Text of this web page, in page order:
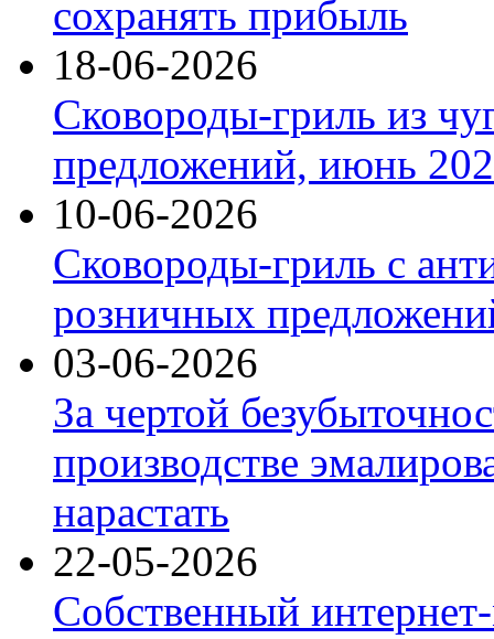
сохранять прибыль
18-06-2026
Сковороды-гриль из
предложений, июнь
10-06-2026
Сковороды-гриль с
розничных
03-06-2026
За чертой
производстве
нарастать
22-05-2026
Собственный